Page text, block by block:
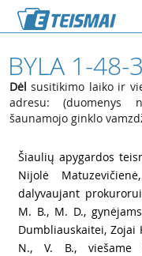
BYLA 1-
Dėl susitikimo laiko ir
adresu: (duomenys
šaunamojo ginklo
Šiaulių apygardos
Nijolė
dalyvaujant
M. B., M. D.,
Dumbliauskaitei, Zojai
N., V. B., viešame